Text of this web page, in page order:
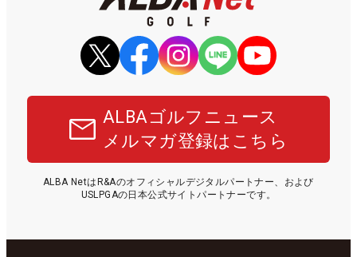
ALBAゴルフニュース
メルマガ登録はこちら
ALBA NetはR&Aのオフィシャルデジタルパートナー、および
USLPGAの日本公式サイトパートナーです。